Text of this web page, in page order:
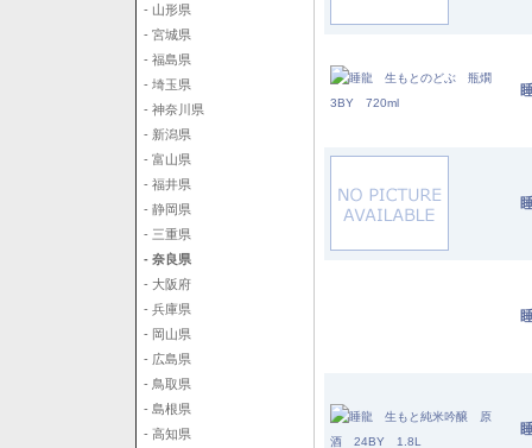
- 山形県
- 宮城県
- 福島県
- 埼玉県
- 神奈川県
- 新潟県
- 富山県
- 福井県
- 静岡県
- 三重県
- 奈良県
- 大阪府
- 兵庫県
- 岡山県
- 広島県
- 鳥取県
- 島根県
- 高知県